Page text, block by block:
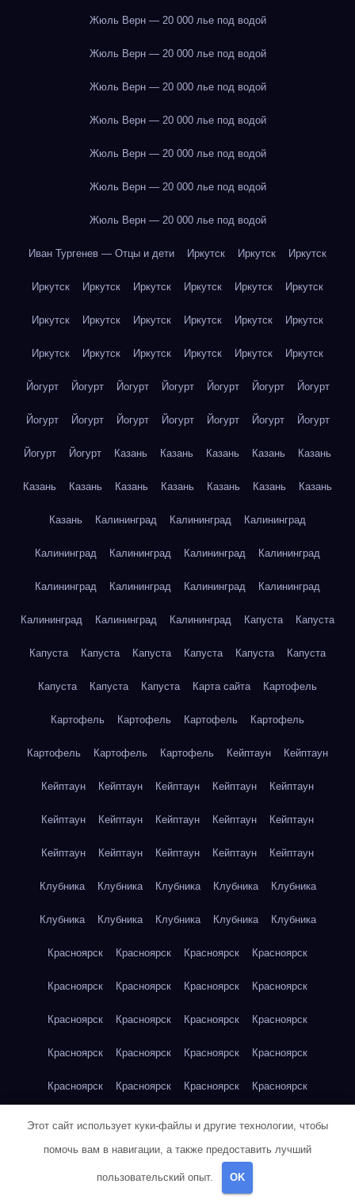
Жюль Верн — 20 000 лье под водой
Жюль Верн — 20 000 лье под водой
Жюль Верн — 20 000 лье под водой
Жюль Верн — 20 000 лье под водой
Жюль Верн — 20 000 лье под водой
Жюль Верн — 20 000 лье под водой
Жюль Верн — 20 000 лье под водой
Иван Тургенев — Отцы и дети Иркутск Иркутск Иркутск
Иркутск Иркутск Иркутск Иркутск Иркутск Иркутск
Иркутск Иркутск Иркутск Иркутск Иркутск Иркутск
Иркутск Иркутск Иркутск Иркутск Иркутск Иркутск
Йогурт Йогурт Йогурт Йогурт Йогурт Йогурт Йогурт
Йогурт Йогурт Йогурт Йогурт Йогурт Йогурт Йогурт
Йогурт Йогурт Казань Казань Казань Казань Казань
Казань Казань Казань Казань Казань Казань Казань
Казань Калининград Калининград Калининград
Калининград Калининград Калининград Калининград
Калининград Калининград Калининград Калининград
Калининград Калининград Калининград Капуста Капуста
Капуста Капуста Капуста Капуста Капуста Капуста
Капуста Капуста Капуста Карта сайта Картофель
Картофель Картофель Картофель Картофель
Картофель Картофель Картофель Кейптаун Кейптаун
Кейптаун Кейптаун Кейптаун Кейптаун Кейптаун
Кейптаун Кейптаун Кейптаун Кейптаун Кейптаун
Кейптаун Кейптаун Кейптаун Кейптаун Кейптаун
Клубника Клубника Клубника Клубника Клубника
Клубника Клубника Клубника Клубника Клубника
Красноярск Красноярск Красноярск Красноярск
Красноярск Красноярск Красноярск Красноярск
Красноярск Красноярск Красноярск Красноярск
Красноярск Красноярск Красноярск Красноярск
Красноярск Красноярск Красноярск Красноярск
Красноярск Кукуруза Кукуруза
Кукуруза Кукуруза Кукуруза Кукуруза Кукуруза
Этот сайт использует куки-файлы и другие технологии, чтобы
помочь вам в навигации, а также предоставить лучший
пользовательский опыт. OK